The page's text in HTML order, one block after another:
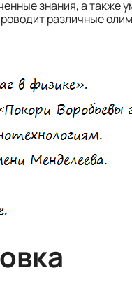
знания, а также
различные